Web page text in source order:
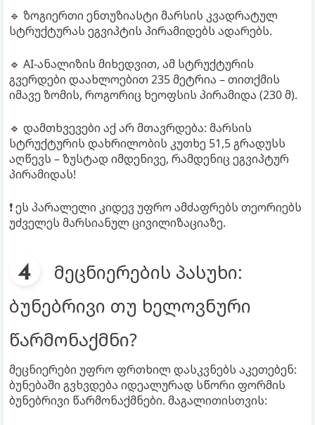
🔹 ზოგიერთი ენთუზიასტი მარსის კვადრატულ
სტრუქტურას ეგვიპტის პირამიდებს ადარებს.
🔹 AI-ანალიზის მიხედვით, ამ სტრუქტურის
გვერდები დაახლოებით 235 მეტრია – თითქმის
იმავე ზომის, როგორიც ხეოფსის პირამიდა (230 მ).
🔹 დამთხვევები აქ არ მთავრდება: მარსის
სტრუქტურის დახრილობის კუთხე 51,5 გრადუსს
აღწევს – ზუსტად იმდენივე, რამდენიც ეგვიპტურ
პირამიდას!
❗ ეს პარალელი კიდევ უფრო ამძაფრებს თეორიებს
უძველეს მარსიანულ ცივილიზაციაზე.
მეცნიერების პასუხი:
ბუნებრივი თუ ხელოვნური
წარმონაქმნი?
მეცნიერები უფრო ფრთხილ დასკვნებს აკეთებენ:
ბუნებაში გვხვდება იდეალურად სწორი ფორმის
ბუნებრივი წარმონაქმნები. მაგალითისთვის: